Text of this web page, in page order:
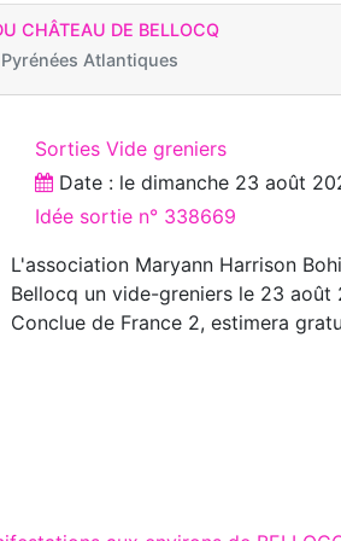
CHÂTEAU DE BELLOCQ
Atlantiques
Sorties Vide greniers
Date : ledimanche 23 août
Idée sortie n° 338669
L'association Maryann Harrison
Bellocq un vide-greniers le 23
Conclue de France 2, estimera